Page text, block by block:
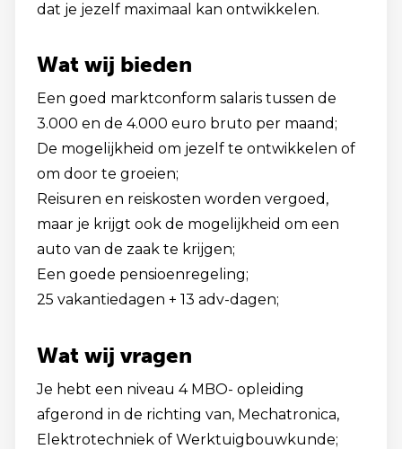
dat je jezelf maximaal kan ontwikkelen.
Wat wij bieden
Een goed marktconform salaris tussen de
3.000 en de 4.000 euro bruto per maand;
De mogelijkheid om jezelf te ontwikkelen of
om door te groeien;
Reisuren en reiskosten worden vergoed,
maar je krijgt ook de mogelijkheid om een
auto van de zaak te krijgen;
Een goede pensioenregeling;
25 vakantiedagen + 13 adv-dagen;
Wat wij vragen
Je hebt een niveau 4 MBO- opleiding
afgerond in de richting van, Mechatronica,
Elektrotechniek of Werktuigbouwkunde;